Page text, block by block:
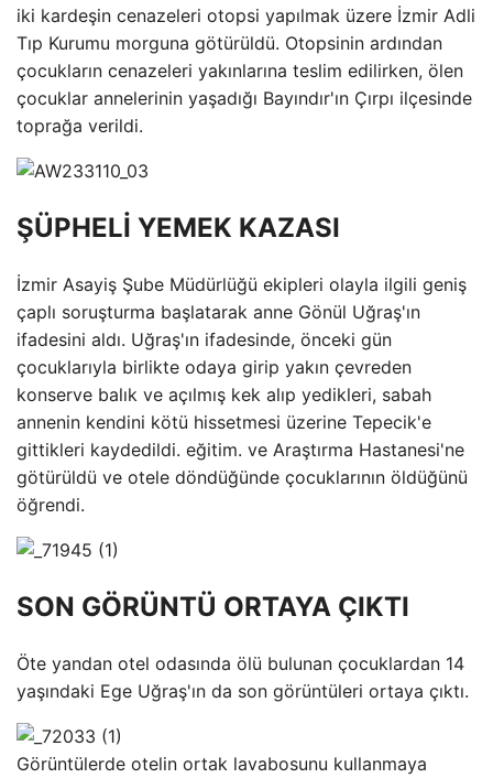
iki kardeşin cenazeleri otopsi yapılmak üzere İzmir Adli
Tıp Kurumu morguna götürüldü. Otopsinin ardından
çocukların cenazeleri yakınlarına teslim edilirken, ölen
çocuklar annelerinin yaşadığı Bayındır'ın Çırpı ilçesinde
toprağa verildi.
ŞÜPHELİ YEMEK KAZASI
İzmir Asayiş Şube Müdürlüğü ekipleri olayla ilgili geniş
çaplı soruşturma başlatarak anne Gönül Uğraş'ın
ifadesini aldı. Uğraş'ın ifadesinde, önceki gün
çocuklarıyla birlikte odaya girip yakın çevreden
konserve balık ve açılmış kek alıp yedikleri, sabah
annenin kendini kötü hissetmesi üzerine Tepecik'e
gittikleri kaydedildi. eğitim. ve Araştırma Hastanesi'ne
götürüldü ve otele döndüğünde çocuklarının öldüğünü
öğrendi.
SON GÖRÜNTÜ ORTAYA ÇIKTI
Öte yandan otel odasında ölü bulunan çocuklardan 14
yaşındaki Ege Uğraş'ın da son görüntüleri ortaya çıktı.
Görüntülerde otelin ortak lavabosunu kullanmaya